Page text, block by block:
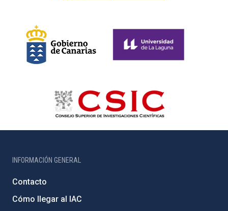
INFORMACIÓN GENERAL
Contacto
Cómo llegar al IAC